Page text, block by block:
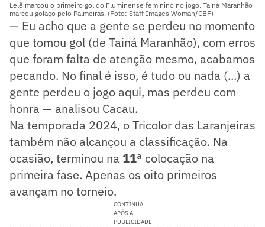
Lelê marcou o primeiro gol do Fluminense feminino no jogo. Tainá Maranhão
marcou golaço pelo Palmeiras. (Foto: Staff Images Woman/CBF)
— Eu acho que a gente se perdeu no momento
que tomou gol (de Tainá Maranhão), com erros
que foram falta de atenção mesmo, acabamos
pecando. No final é isso, é tudo ou nada (...) a
gente perdeu o jogo aqui, mas perdeu com
honra — analisou Cacau.
Na temporada 2024, o Tricolor das Laranjeiras
também não alcançou a classificação. Na
ocasião, terminou na 11ª colocação na
primeira fase. Apenas os oito primeiros
avançam no torneio.
CONTINUA
APÓS A
PUBLICIDADE